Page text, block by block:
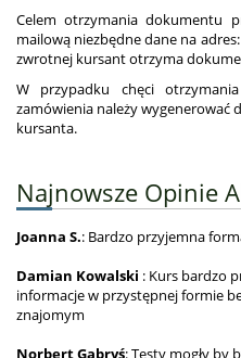
Celem otrzymania dokumentu
mailową niezbędne dane na
zwrotnej kursant otrzyma
W przypadku chęci
zamówienia należy
kursanta.
Najnowsze Opinie
Joanna S.: Bardzo przyjemna
Damian Kowalski : Kurs bardzo
informacje w przystępnej formie
znajomym
Norbert Gabryś: Testy mogły by